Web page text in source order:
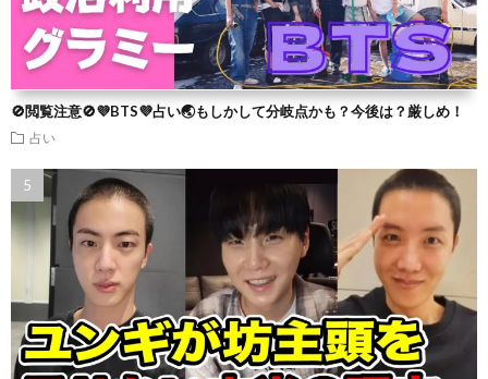
🚫閲覧注意🚫💜BTS💜占い🌏もしかして分岐点かも？今後は？厳しめ！
占い